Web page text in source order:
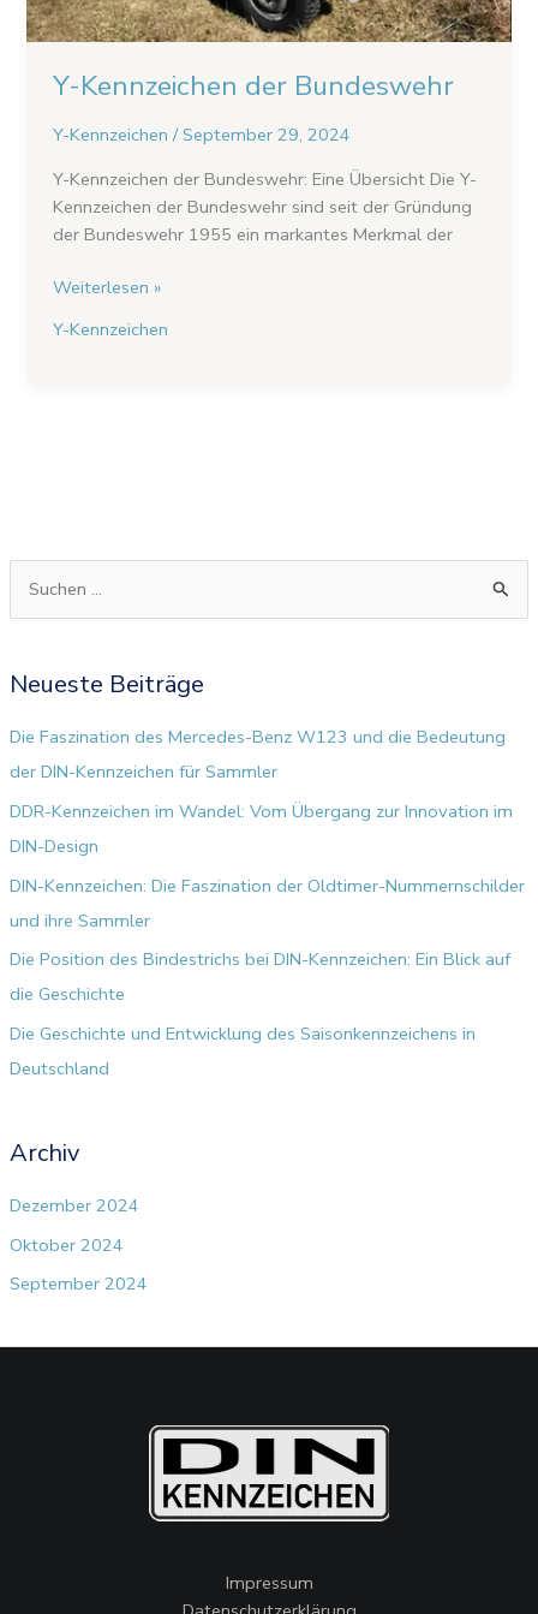
u
h
e
n
n
a
Neueste Beiträge
Die Faszination des Mercedes-Benz W123 und die Bedeutung
der DIN-Kennzeichen für Sammler
DDR-Kennzeichen im Wandel: Vom Übergang zur Innovation im
DIN-Design
DIN-Kennzeichen: Die Faszination der Oldtimer-Nummernschilder
und ihre Sammler
Die Position des Bindestrichs bei DIN-Kennzeichen: Ein Blick auf
die Geschichte
Die Geschichte und Entwicklung des Saisonkennzeichens in
Deutschland
Archiv
Dezember 2024
Oktober 2024
September 2024
Y-Kennzeichen der Bundeswehr
Y-Kennzeichen /September 29, 2024
Y-Kennzeichen der Bundeswehr: Eine Übersicht Die Y-
Kennzeichen der Bundeswehr sind seit der Gründung
der Bundeswehr 1955 ein markantes Merkmal der
Weiterlesen »
Y-Kennzeichen
Impressum